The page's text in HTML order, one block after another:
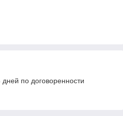
по договоренности